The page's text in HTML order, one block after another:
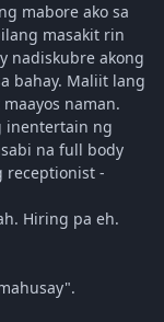
mabore ako sa
masakit rin
nadiskubre akong
bahay. Maliit lang
naman.
inentertain ng
na full body
receptionist -
Hiring pa eh.